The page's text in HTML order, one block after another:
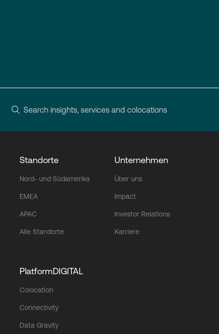
Standorte
Nord- und Südamerika
EMEA
APAC
Alle Standorte
Unternehmen
Über uns
Impact
Investor Relations
Karriere
PlatformDIGITAL
Colocation
Connectivity
Data Gravity